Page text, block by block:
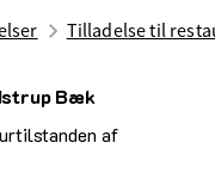
Tilladelse til
Bæk
af